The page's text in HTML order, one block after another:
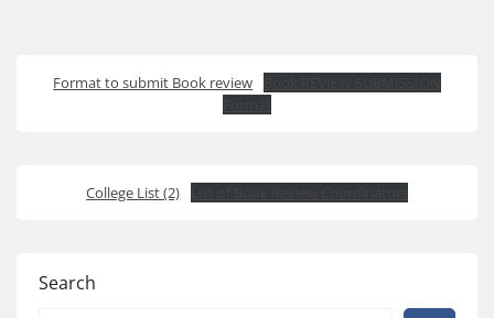
Format to submit Book review
College List (2)
Search